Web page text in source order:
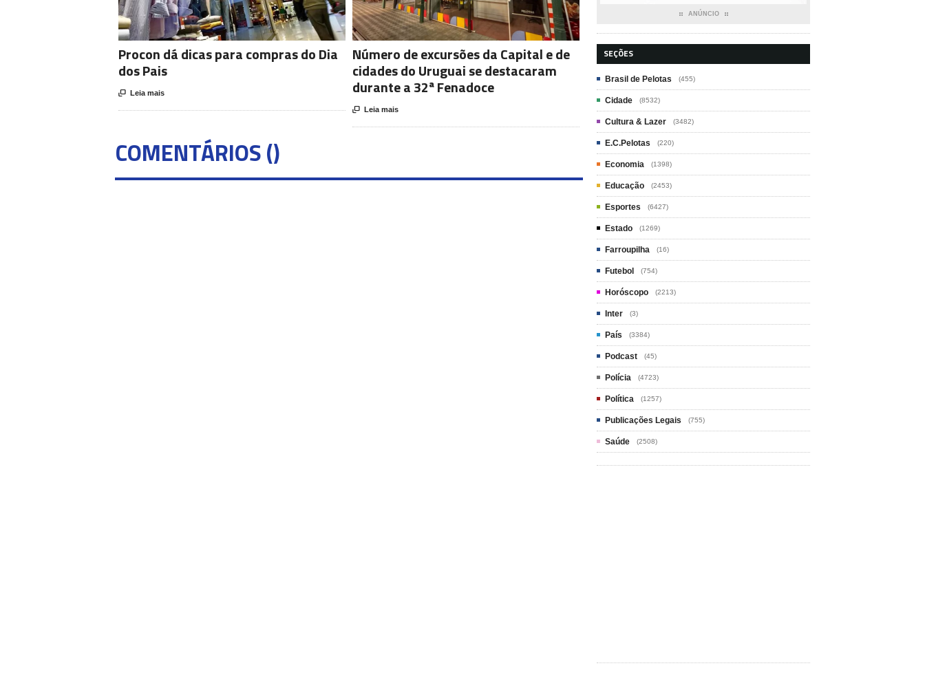
Procon dá dicas para compras do Dia
dos Pais
 Leia mais
Número de excursões da Capital e de
cidades do Uruguai se destacaram
durante a 32ª Fenadoce
 Leia mais
COMENTÁRIOS ()
ANÚNCIO
SEÇÕES
Brasil de Pelotas (455)
Cidade (8532)
Cultura & Lazer (3482)
E.C.Pelotas (220)
Economia (1398)
Educação (2453)
Esportes (6427)
Estado (1269)
Farroupilha (16)
Futebol (754)
Horóscopo (2213)
Inter (3)
País (3384)
Podcast (45)
Polícia (4723)
Política (1257)
Publicações Legais (755)
Saúde (2508)